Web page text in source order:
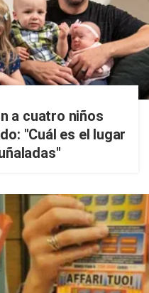
a cuatro niños
"Cuál es el lugar